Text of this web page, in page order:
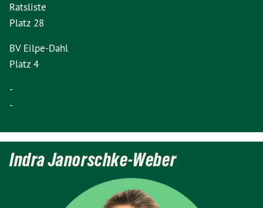
Ratsliste
Platz 28
BV Eilpe-Dahl
Platz 4
-
-
Indra Janorschke-Weber